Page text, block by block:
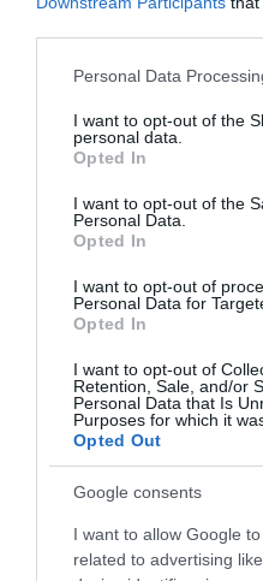
Please note that this
not limited to your visit or
grant or deny consent to
use your data for below
consent section.
Personal Data
I want to opt-out of the
personal data.
Opted In
I want to opt-out of the
Personal Data.
Opted In
I want to opt-out of
Personal Data for
Opted In
I want to opt-out of
Retention, Sale, and/or
Personal Data that Is
Purposes for which it
Opted Out
Google consents
I want to allow Google
related to advertising
AILLEURS SUR LE WEB